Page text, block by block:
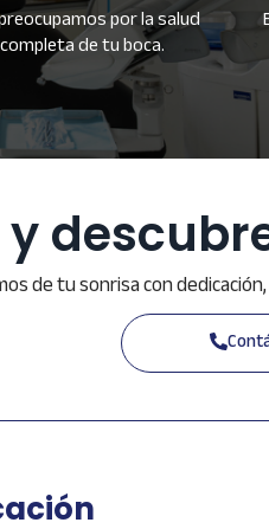
por la salud
completa de tu boca.
y
de tu sonrisa con